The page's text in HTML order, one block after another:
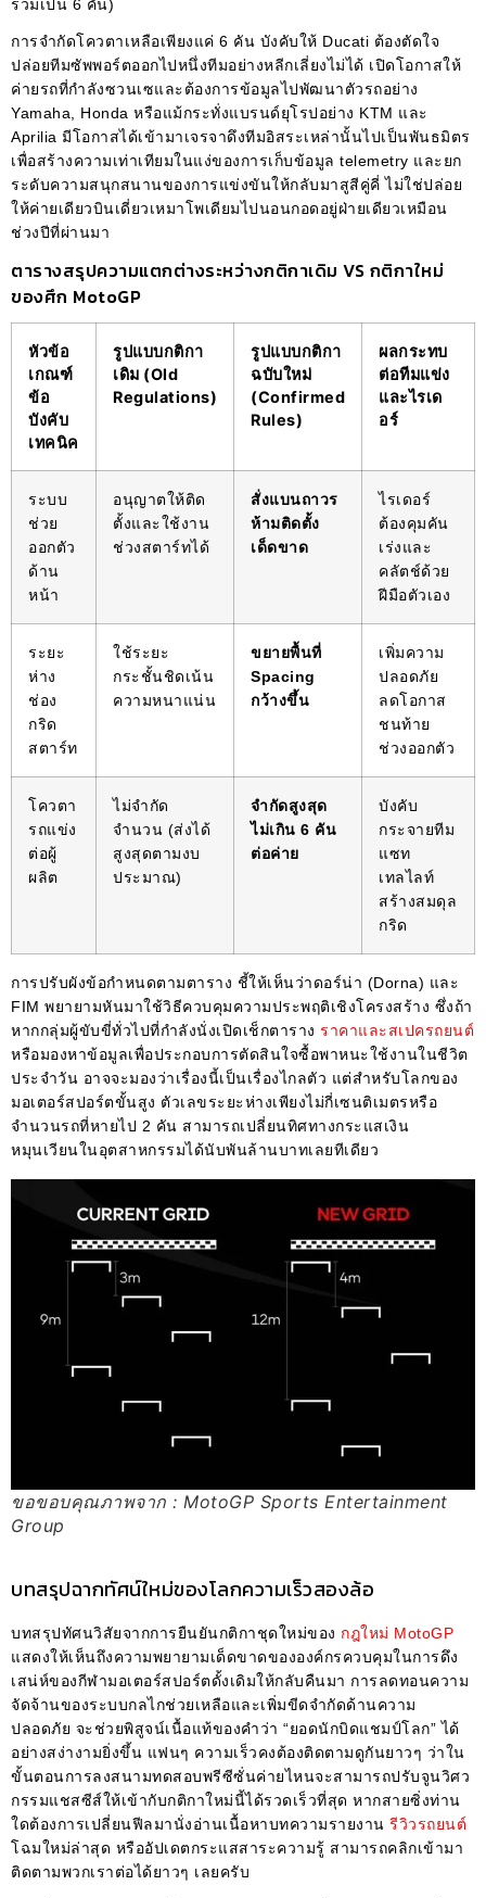
รวมเป็น 6 คัน)
การจำกัดโควตาเหลือเพียงแค่ 6 คัน บังคับให้ Ducati ต้องตัดใจ
ปล่อยทีมซัพพอร์ตออกไปหนึ่งทีมอย่างหลีกเลี่ยงไม่ได้ เปิดโอกาสให้
ค่ายรถที่กำลังซวนเซและต้องการข้อมูลไปพัฒนาตัวรถอย่าง
Yamaha, Honda หรือแม้กระทั่งแบรนด์ยุโรปอย่าง KTM และ
Aprilia มีโอกาสได้เข้ามาเจรจาดึงทีมอิสระเหล่านั้นไปเป็นพันธมิตร
เพื่อสร้างความเท่าเทียมในแง่ของการเก็บข้อมูล telemetry และยก
ระดับความสนุกสนานของการแข่งขันให้กลับมาสูสีคู่คี่ ไม่ใช่ปล่อย
ให้ค่ายเดียวบินเดี่ยวเหมาโพเดียมไปนอนกอดอยู่ฝ่ายเดียวเหมือน
ช่วงปีที่ผ่านมา
ตารางสรุปความแตกต่างระหว่างกติกาเดิม VS กติกาใหม่
ของศึก MotoGP
หัวข้อ
เกณฑ์
ข้อ
บังคับ
เทคนิค
รูปแบบกติกา
เดิม (Old
Regulations)
รูปแบบกติกา
ฉบับใหม่
(Confirmed
Rules)
ผลกระทบ
ต่อทีมแข่ง
และไรเด
อร์
ระบบ
ช่วย
ออกตัว
ด้าน
หน้า
อนุญาตให้ติด
ตั้งและใช้งาน
ช่วงสตาร์ทได้
สั่งแบนถาวร
ห้ามติดตั้ง
เด็ดขาด
ไรเดอร์
ต้องคุมคัน
เร่งและ
คลัตช์ด้วย
ฝีมือตัวเอง
ระยะ
ห่าง
ช่อง
กริด
สตาร์ท
ใช้ระยะ
กระชั้นชิดเน้น
ความหนาแน่น
ขยายพื้นที่
Spacing
กว้างขึ้น
เพิ่มความ
ปลอดภัย
ลดโอกาส
ชนท้าย
ช่วงออกตัว
โควตา
รถแข่ง
ต่อผู้
ผลิต
ไม่จำกัด
จำนวน (ส่งได้
สูงสุดตามงบ
ประมาณ)
จำกัดสูงสุด
ไม่เกิน 6 คัน
ต่อค่าย
บังคับ
กระจายทีม
แซท
เทลไลท์
สร้างสมดุล
กริด
การปรับผังข้อกำหนดตามตาราง ชี้ให้เห็นว่าดอร์น่า (Dorna) และ
FIM พยายามหันมาใช้วิธีควบคุมความประพฤติเชิงโครงสร้าง ซึ่งถ้า
หากกลุ่มผู้ขับขี่ทั่วไปที่กำลังนั่งเปิดเช็กตาราง ราคาและสเปครถยนต์
หรือมองหาข้อมูลเพื่อประกอบการตัดสินใจซื้อพาหนะใช้งานในชีวิต
ประจำวัน อาจจะมองว่าเรื่องนี้เป็นเรื่องไกลตัว แต่สำหรับโลกของ
มอเตอร์สปอร์ตขั้นสูง ตัวเลขระยะห่างเพียงไม่กี่เซนติเมตรหรือ
จำนวนรถที่หายไป 2 คัน สามารถเปลี่ยนทิศทางกระแสเงิน
หมุนเวียนในอุตสาหกรรมได้นับพันล้านบาทเลยทีเดียว
ขอขอบคุณภาพจาก : MotoGP Sports Entertainment
Group
บทสรุปฉากทัศน์ใหม่ของโลกความเร็วสองล้อ
บทสรุปทัศนวิสัยจากการยืนยันกติกาชุดใหม่ของ กฎใหม่ MotoGP
แสดงให้เห็นถึงความพยายามเด็ดขาดขององค์กรควบคุมในการดึง
เสน่ห์ของกีฬามอเตอร์สปอร์ตดั้งเดิมให้กลับคืนมา การลดทอนความ
จัดจ้านของระบบกลไกช่วยเหลือและเพิ่มขีดจำกัดด้านความ
ปลอดภัย จะช่วยพิสูจน์เนื้อแท้ของคำว่า “ยอดนักบิดแชมป์โลก” ได้
อย่างสง่างามยิ่งขึ้น แฟนๆ ความเร็วคงต้องติดตามดูกันยาวๆ ว่าใน
ขั้นตอนการลงสนามทดสอบพรีซีซั่นค่ายไหนจะสามารถปรับจูนวิศว
กรรมแชสซีส์ให้เข้ากับกติกาใหม่นี้ได้รวดเร็วที่สุด หากสายซิ่งท่าน
ใดต้องการเปลี่ยนฟีลมานั่งอ่านเนื้อหาบทความรายงาน รีวิวรถยนต์
โฉมใหม่ล่าสุด หรืออัปเดตกระแสสาระความรู้ สามารถคลิกเข้ามา
ติดตามพวกเราต่อได้ยาวๆ เลยครับ